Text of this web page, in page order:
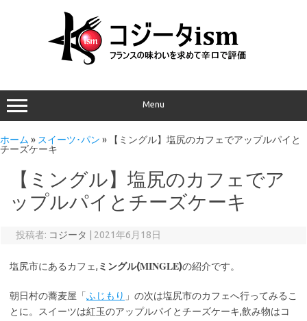
Menu
ホーム » スイーツ･パン »
【ミングル】塩尻のカフェでアップルパイと
チーズケーキ
【ミングル】塩尻のカフェでア
ップルパイとチーズケーキ
投稿者: コジータ 2021年6月18日
塩尻市にあるカフェ, ミングル(MINGLE)の紹介です。
朝日村の蕎麦屋「ふじもり 」の次は塩尻市のカフェへ行ってみるこ
とに。スイーツは紅玉のアップルパイとチーズケーキ,飲み物はコ